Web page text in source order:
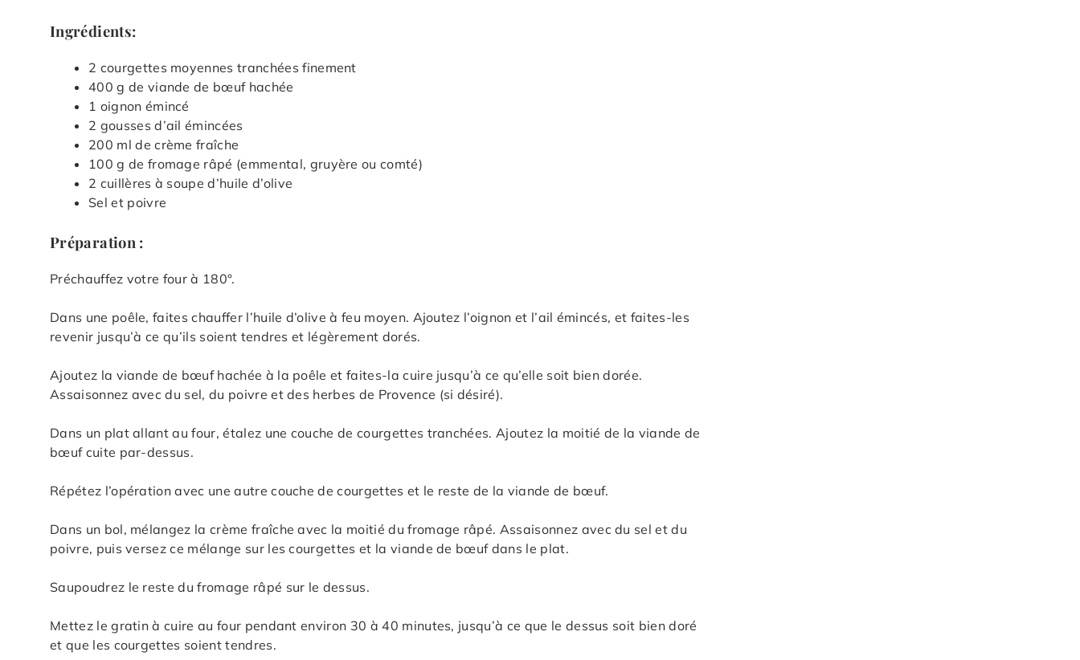
Ingrédients:
2 courgettes moyennes tranchées finement
400 g de viande de bœuf hachée
1 oignon émincé
2 gousses d’ail émincées
200 ml de crème fraîche
100 g de fromage râpé (emmental, gruyère ou comté)
2 cuillères à soupe d’huile d’olive
Sel et poivre
Préparation :
Préchauffez votre four à 180°.
Dans une poêle, faites chauffer l’huile d’olive à feu moyen. Ajoutez l’oignon et l’ail émincés, et faites-les
revenir jusqu’à ce qu’ils soient tendres et légèrement dorés.
Ajoutez la viande de bœuf hachée à la poêle et faites-la cuire jusqu’à ce qu’elle soit bien dorée.
Assaisonnez avec du sel, du poivre et des herbes de Provence (si désiré).
Dans un plat allant au four, étalez une couche de courgettes tranchées. Ajoutez la moitié de la viande de
bœuf cuite par-dessus.
Répétez l’opération avec une autre couche de courgettes et le reste de la viande de bœuf.
Dans un bol, mélangez la crème fraîche avec la moitié du fromage râpé. Assaisonnez avec du sel et du
poivre, puis versez ce mélange sur les courgettes et la viande de bœuf dans le plat.
Saupoudrez le reste du fromage râpé sur le dessus.
Mettez le gratin à cuire au four pendant environ 30 à 40 minutes, jusqu’à ce que le dessus soit bien doré
et que les courgettes soient tendres.